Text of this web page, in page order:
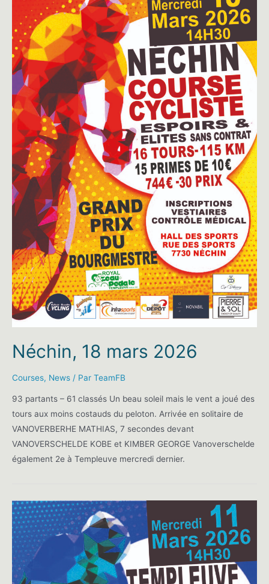
Néchin, 18 mars 2026
Courses, News / Par TeamFB
93 partants – 61 classés Un beau soleil mais le vent a joué des
tours aux moins costauds du peloton. Arrivée en solitaire de
VANOVERBERHE MATHIAS, 7 secondes devant
VANOVERSCHELDE KOBE et KIMBER GEORGE Vanoverschelde
également 2e à Templeuve mercredi dernier.